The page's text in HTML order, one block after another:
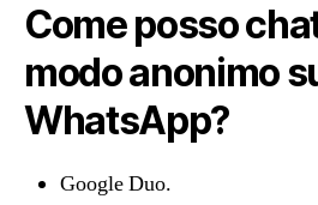
Come posso
modo anonimo
WhatsApp?
Google Duo.